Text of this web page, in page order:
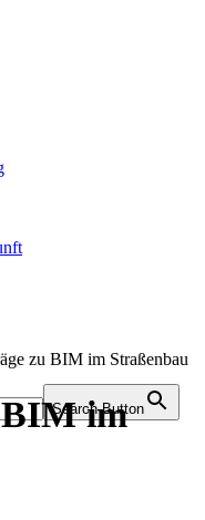
Search Button
zu BIM im Straßenbau
im